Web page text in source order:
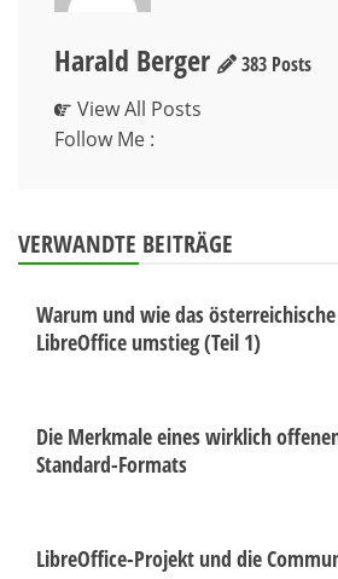
Harald Berger
383 Posts
View All Posts
Follow Me :
VERWANDTE BEITRÄGE
Warum und wie das
LibreOffice umstieg (Teil 1)
Die Merkmale eines wirklich
Standard-Formats
LibreOffice-Projekt und die